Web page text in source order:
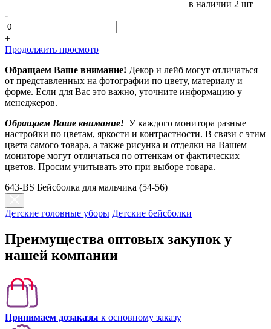
в наличии 2 шт
-
+
Продолжить просмотр
Обращаем Ваше внимание! Декор и лейб могут отличаться
от представленных на фотографии по цвету, материалу и
форме. Если для Вас это важно, уточните информацию у
менеджеров.
Обращаем Ваше внимание! У каждого монитора разные
настройки по цветам, яркости и контрастности. В связи с этим
цвета самого товара, а также рисунка и отделки на Вашем
мониторе могут отличаться по оттенкам от фактических
цветов. Просим учитывать это при выборе товара.
643-BS Бейсболка для мальчика (54-56)
Детские головные уборы Детские бейсболки
Преимущества оптовых закупок у
нашей компании
Принимаем дозаказы к основному заказу